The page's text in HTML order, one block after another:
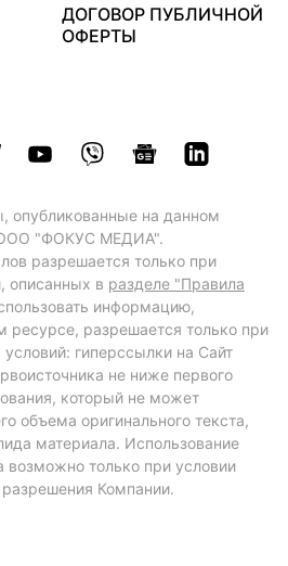
ДОГОВОР ПУБЛИЧНОЙ
ОФЕРТЫ
опубликованные на данном
ООО "ФОКУС МЕДИА".
разрешается только при
описанных в разделе "Правила
информацию,
разрешается только при
гиперссылки на Сайт
не ниже первого
который не может
объема оригинального текста,
материала. Использование
возможно только при условии
Компании.